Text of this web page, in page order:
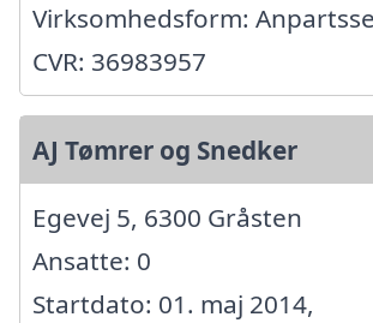
Virksomhedsform:
CVR: 36983957
AJ Tømrer og Snedker
Egevej 5, 6300 Gråsten
Ansatte: 0
Startdato: 01. maj 2014,